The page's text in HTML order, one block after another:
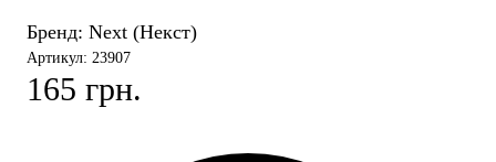
Бренд: Next (Некст)
Артикул: 23907
165 грн.